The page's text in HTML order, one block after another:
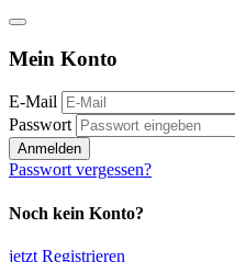
Mein Konto
E-Mail
Passwort
Anmelden
Passwort vergessen?
Noch kein Konto?
jetzt Registrieren